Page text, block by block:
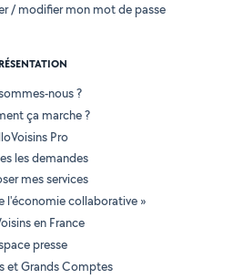
/ modifier mon mot de passe
nous ?
ça marche ?
Pro
les demandes
mes services
l'économie collaborative »
en France
presse
et Grands Comptes